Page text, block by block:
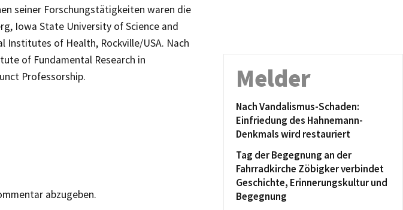
seiner Forschungstätigkeiten waren die
Iowa State University of Science and
Institutes of Health, Rockville/USA. Nach
of Fundamental Research in
Professorship.
abzugeben.
Melder
Nach Vandalismus-Schaden:
Einfriedung des Hahnemann-
Denkmals wird restauriert
Tag der Begegnung an der
Fahrradkirche Zöbigker verbindet
Geschichte, Erinnerungskultur und
Begegnung